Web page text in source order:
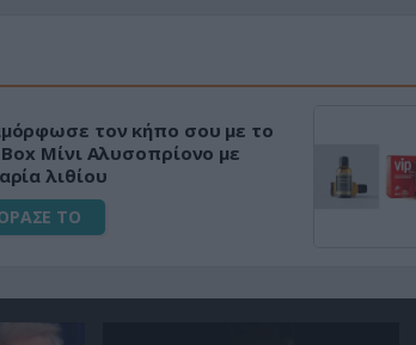
τον κήπο σου με το
Μίνι Αλυσοπρίονο με
λιθίου
ΤΟ